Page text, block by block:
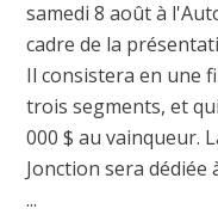
samedi 8 août à
cadre de la
Il consistera en une
trois segments, et
000 $ au vainqueur.
Jonction sera dédiée
...